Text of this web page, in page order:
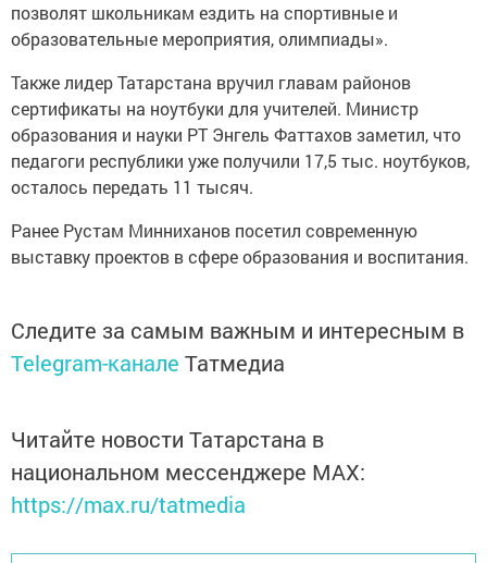
позволят школьникам ездить на спортивные и
образовательные мероприятия, олимпиады».
Также лидер Татарстана вручил главам районов
сертификаты на ноутбуки для учителей. Министр
образования и науки РТ Энгель Фаттахов заметил, что
педагоги республики уже получили 17,5 тыс. ноутбуков,
осталось передать 11 тысяч.
Ранее Рустам Минниханов посетил современную
выставку проектов в сфере образования и воспитания.
Следите за самым важным и интересным в
Telegram-канале Татмедиа
Читайте новости Татарстана в
национальном мессенджере MАХ:
https://max.ru/tatmedia